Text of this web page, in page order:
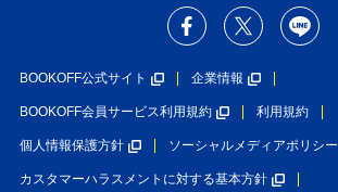
BOOKOFF公式サイト 企業情報
BOOKOFF会員サービス利用規約 利用規約
個人情報保護方針 ソーシャルメディアポリシー
カスタマーハラスメントに対する基本方針